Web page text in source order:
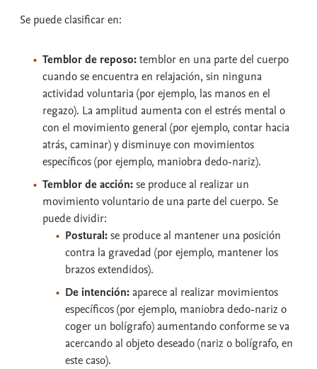
Se puede clasificar en:
Temblor de reposo:temblor en una parte del cuerpo
cuando se encuentra en relajación, sin ninguna
actividad voluntaria (por ejemplo, las manos en el
regazo). La amplitud aumenta con el estrés mental o
con el movimiento general (por ejemplo, contar hacia
atrás, caminar) y disminuye con movimientos
específicos (por ejemplo, maniobra dedo-nariz).
Temblor de acción:se produce al realizar un
movimiento voluntario de una parte del cuerpo. Se
puede dividir:
Postural:se produce al mantener una posición
contra la gravedad (por ejemplo, mantener los
brazos extendidos).
De intención:aparece al realizar movimientos
específicos (por ejemplo, maniobra dedo-nariz o
coger un bolígrafo) aumentando conforme se va
acercando al objeto deseado (nariz o bolígrafo, en
este caso).